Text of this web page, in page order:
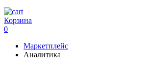
Корзина
0
Маркетплейс
Аналитика